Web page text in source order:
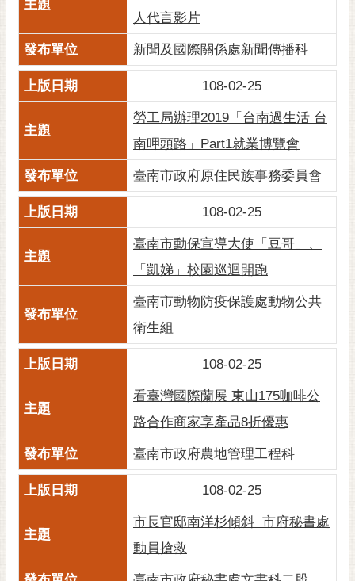
置
人代言影片
新聞及國際關係處新聞傳播科
108-02-25
勞工局辦理2019「台南過生活 台
南呷頭路」Part1就業博覽會
臺南市政府原住民族事務委員會
108-02-25
臺南市動保宣導大使「豆哥」、
「凱娣」校園巡迴開跑
臺南市動物防疫保護處動物公共
衛生組
108-02-25
看臺灣國際蘭展 東山175咖啡公
路合作商家享產品8折優惠
臺南市政府農地管理工程科
108-02-25
市長官邸南洋杉傾斜 市府秘書處
動員搶救